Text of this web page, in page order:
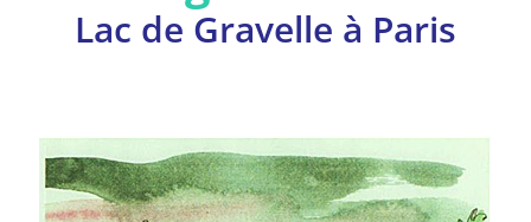
Lac de Gravelle à Paris